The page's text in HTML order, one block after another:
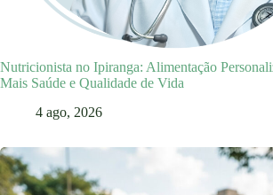
Nutricionista no Ipiranga: Alimentação
Mais Saúde e Qualidade de Vida
4 ago, 2026